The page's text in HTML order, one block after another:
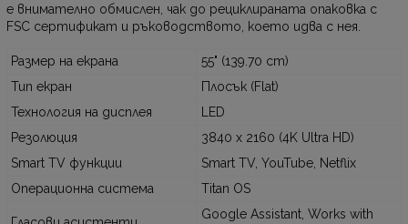
е внимателно обмислен, чак до рециклираната опаковка с
FSC сертификат и ръководството, което идва с нея.
Размер на екрана
55" (139.70 cm)
Тип екран
Плосък (Flat)
Технология на дисплея
LED
Резолюция
3840 x 2160 (4K Ultra HD)
Smart TV функции
Smart TV, YouTube, Netflix
Операционна система
Titan OS
Google Assistant, Works with